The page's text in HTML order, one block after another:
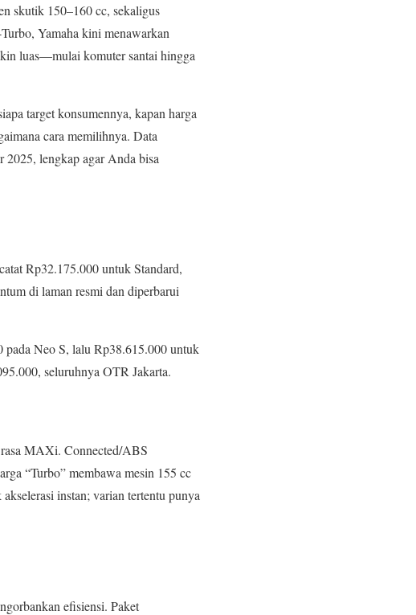
skutik 150–160 cc, sekaligus
Yamaha kini menawarkan
luas—mulai komuter santai hingga
target konsumennya, kapan harga
cara memilihnya. Data
2025, lengkap agar Anda bisa
Rp32.175.000 untuk Standard,
di laman resmi dan diperbarui
Neo S, lalu Rp38.615.000 untuk
seluruhnya OTR Jakarta.
MAXi. Connected/ABS
“Turbo” membawa mesin 155 cc
instan; varian tertentu punya
efisiensi. Paket